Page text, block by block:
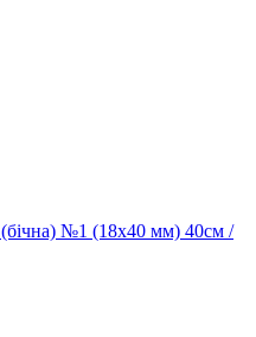
№1 (18х40 мм) 40см /